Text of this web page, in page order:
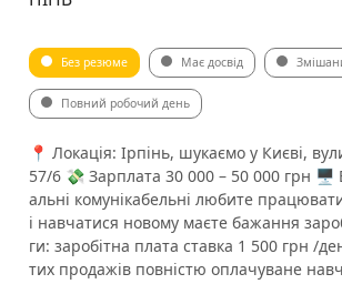
Без резюме Має досвід
Повний робочий день
📍 Локація: Ірпінь, шукаємо у Києві,
57/6 💸 Зарплата 30 000 – 50 000 грн 🖥
альні комунікабельні любите
і навчатися новому маєте бажання
ги: заробітна плата ставка 1 500 грн /
тих продажів повністю оплачуване